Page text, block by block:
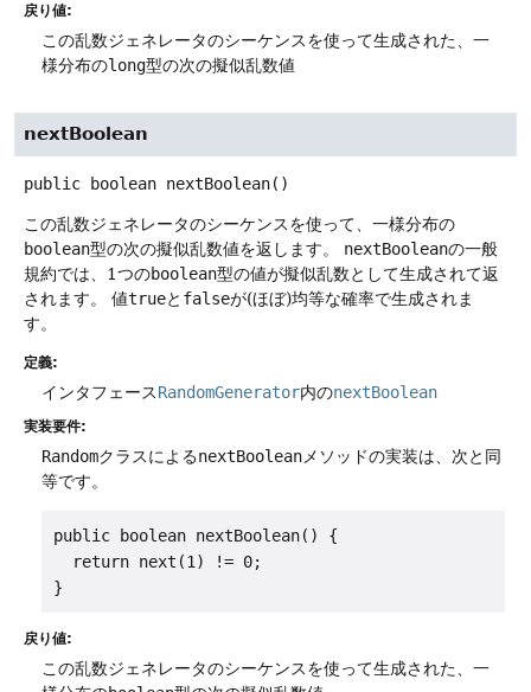
戻り値:
この乱数ジェネレータのシーケンスを使って生成された、一
様分布のlong型の次の擬似乱数値
nextBoolean
public boolean nextBoolean()
この乱数ジェネレータのシーケンスを使って、一様分布の
boolean型の次の擬似乱数値を返します。 nextBooleanの一般
規約では、1つのboolean型の値が擬似乱数として生成されて返
されます。
値trueと falseが(ほぼ)均等な確率で生成されま
す。
定義:
インタフェースRandomGenerator内のnextBoolean
実装要件:
RandomクラスによるnextBooleanメソッドの実装は、次と同
等です。
public boolean nextBoolean() {
  return next(1) != 0;
}
戻り値:
この乱数ジェネレータのシーケンスを使って生成された、一